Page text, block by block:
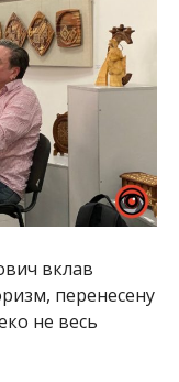
вклав
перенесену
не весь